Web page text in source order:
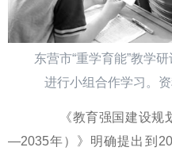
东营市“重学育能”教学
进行小组合作学习。
《教育强国建设规
—2035年）》明确提出到